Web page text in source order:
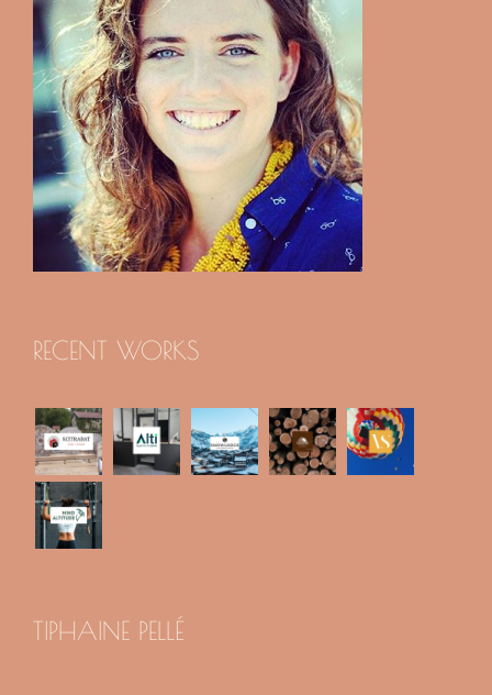
RECENT WORKS
TIPHAINE PELLÉ